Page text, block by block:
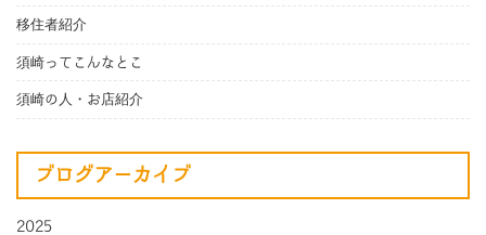
移住者紹介
須崎ってこんなとこ
須崎の人・お店紹介
ブログアーカイブ
2025